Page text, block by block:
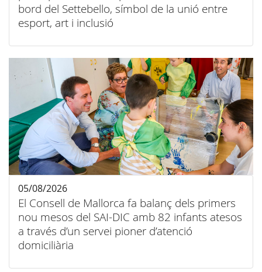
bord del Settebello, símbol de la unió entre
esport, art i inclusió
El Consell de Mallorca fa balanç dels primers
nou mesos del SAI-DIC amb 82 infants atesos
a través d’un servei pioner d’atenció
domiciliària
05/08/2026